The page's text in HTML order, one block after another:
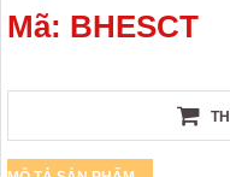
Mã: BHESCT